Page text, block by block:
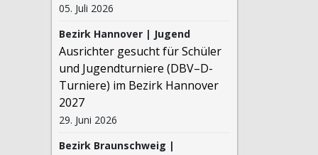
05. Juli 2026
Bezirk Hannover | Jugend
Ausrichter gesucht für Schüler
und Jugendturniere (DBV–D-
Turniere) im Bezirk Hannover
2027
29. Juni 2026
Bezirk Braunschweig |